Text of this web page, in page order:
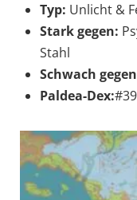
Typ: Unlicht &
Stark gegen:
Stahl
Schwach
Paldea-Dex: